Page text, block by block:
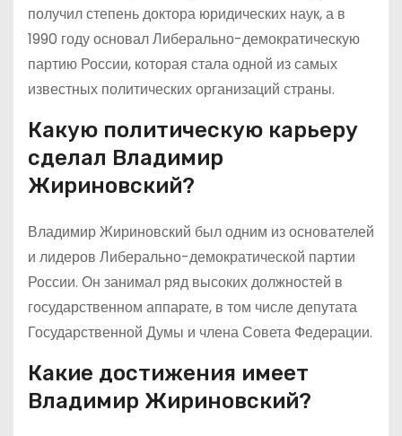
получил степень доктора юридических наук, а в
1990 году основал Либерально-демократическую
партию России, которая стала одной из самых
известных политических организаций страны.
Какую политическую карьеру
сделал Владимир
Жириновский?
Владимир Жириновский был одним из основателей
и лидеров Либерально-демократической партии
России. Он занимал ряд высоких должностей в
государственном аппарате, в том числе депутата
Государственной Думы и члена Совета Федерации.
Какие достижения имеет
Владимир Жириновский?